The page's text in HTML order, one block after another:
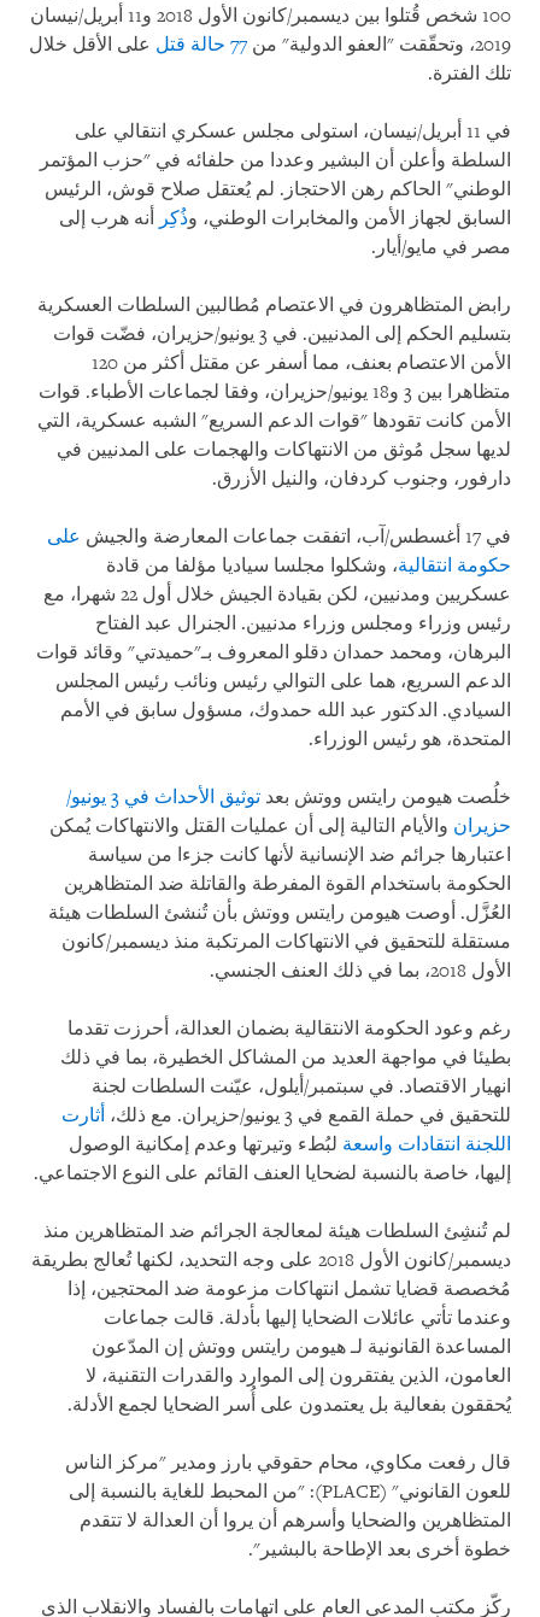
100 شخص قُتلوا بين ديسمبر/كانون الأول 2018 و11 أبريل/نيسان
2019، وتحقّقت "العفو الدولية" من
77 حالة قتل
على الأقل خلال
تلك الفترة.
في 11 أبريل/نيسان، استولى مجلس عسكري انتقالي على
السلطة وأعلن أن البشير وعددا من حلفائه في "حزب المؤتمر
الوطني" الحاكم رهن الاحتجاز. لم يُعتقل صلاح قوش، الرئيس
السابق لجهاز الأمن والمخابرات الوطني، وذُكِر أنه هرب إلى
مصر في مايو/أيار.
رابض المتظاهرون في الاعتصام مُطالبين السلطات العسكرية
بتسليم الحكم إلى المدنيين. في 3 يونيو/حزيران، فضّت قوات
الأمن الاعتصام بعنف، مما أسفر عن مقتل أكثر من 120
متظاهرا بين 3 و18 يونيو/حزيران، وفقا لجماعات الأطباء. قوات
الأمن كانت تقودها "قوات الدعم السريع" الشبه عسكرية، التي
لديها سجل مُوثق من الانتهاكات والهجمات على المدنيين في
دارفور، وجنوب كردفان، والنيل الأزرق.
في 17 أغسطس/آب، اتفقت جماعات المعارضة والجيش
على
حكومة انتقالية، وشكلوا مجلسا سياديا مؤلفا من قادة
عسكريين ومدنيين، لكن بقيادة الجيش خلال أول 22 شهرا، مع
رئيس وزراء ومجلس وزراء مدنيين. الجنرال عبد الفتاح
البرهان، ومحمد حمدان دقلو المعروف بـ"حميدتي" وقائد قوات
الدعم السريع، هما على التوالي رئيس ونائب رئيس المجلس
السيادي. الدكتور عبد الله حمدوك، مسؤول سابق في الأمم
المتحدة، هو رئيس الوزراء.
خلُصت هيومن رايتس ووتش بعد
توثيق الأحداث في 3 يونيو/
حزيران والأيام التالية إلى أن عمليات القتل والانتهاكات يُمكن
اعتبارها جرائم ضد الإنسانية لأنها كانت جزءا من سياسة
الحكومة باستخدام القوة المفرطة والقاتلة ضد المتظاهرين
العُزَّل. أوصت هيومن رايتس ووتش بأن تُنشئ السلطات هيئة
مستقلة للتحقيق في الانتهاكات المرتكبة منذ ديسمبر/كانون
الأول 2018، بما في ذلك العنف الجنسي.
رغم وعود الحكومة الانتقالية بضمان العدالة، أحرزت تقدما
بطيئا في مواجهة العديد من المشاكل الخطيرة، بما في ذلك
انهيار الاقتصاد. في سبتمبر/أيلول، عيّنت السلطات لجنة
للتحقيق في حملة القمع في 3 يونيو/حزيران. مع ذلك،
أثارت
اللجنة انتقادات واسعة لبُطء وتيرتها وعدم إمكانية الوصول
إليها، خاصة بالنسبة لضحايا العنف القائم على النوع الاجتماعي.
لم تُنشِئ السلطات هيئة لمعالجة الجرائم ضد المتظاهرين منذ
ديسمبر/كانون الأول 2018 على وجه التحديد، لكنها تُعالج بطريقة
مُخصصة قضايا تشمل انتهاكات مزعومة ضد المحتجين، إذا
وعندما تأتي عائلات الضحايا إليها بأدلة. قالت جماعات
المساعدة القانونية لـ هيومن رايتس ووتش إن المدّعون
العامون، الذين يفتقرون إلى الموارد والقدرات التقنية، لا
يُحققون بفعالية بل يعتمدون على أُسر الضحايا لجمع الأدلة.
قال رفعت مكاوي، محام حقوقي بارز ومدير "مركز الناس
للعون القانوني" (PLACE): "من المحبط للغاية بالنسبة إلى
المتظاهرين والضحايا وأسرهم أن يروا أن العدالة لا تتقدم
خطوة أخرى بعد الإطاحة بالبشير".
ركّز مكتب المدعي العام على اتهامات بالفساد والانقلاب الذي